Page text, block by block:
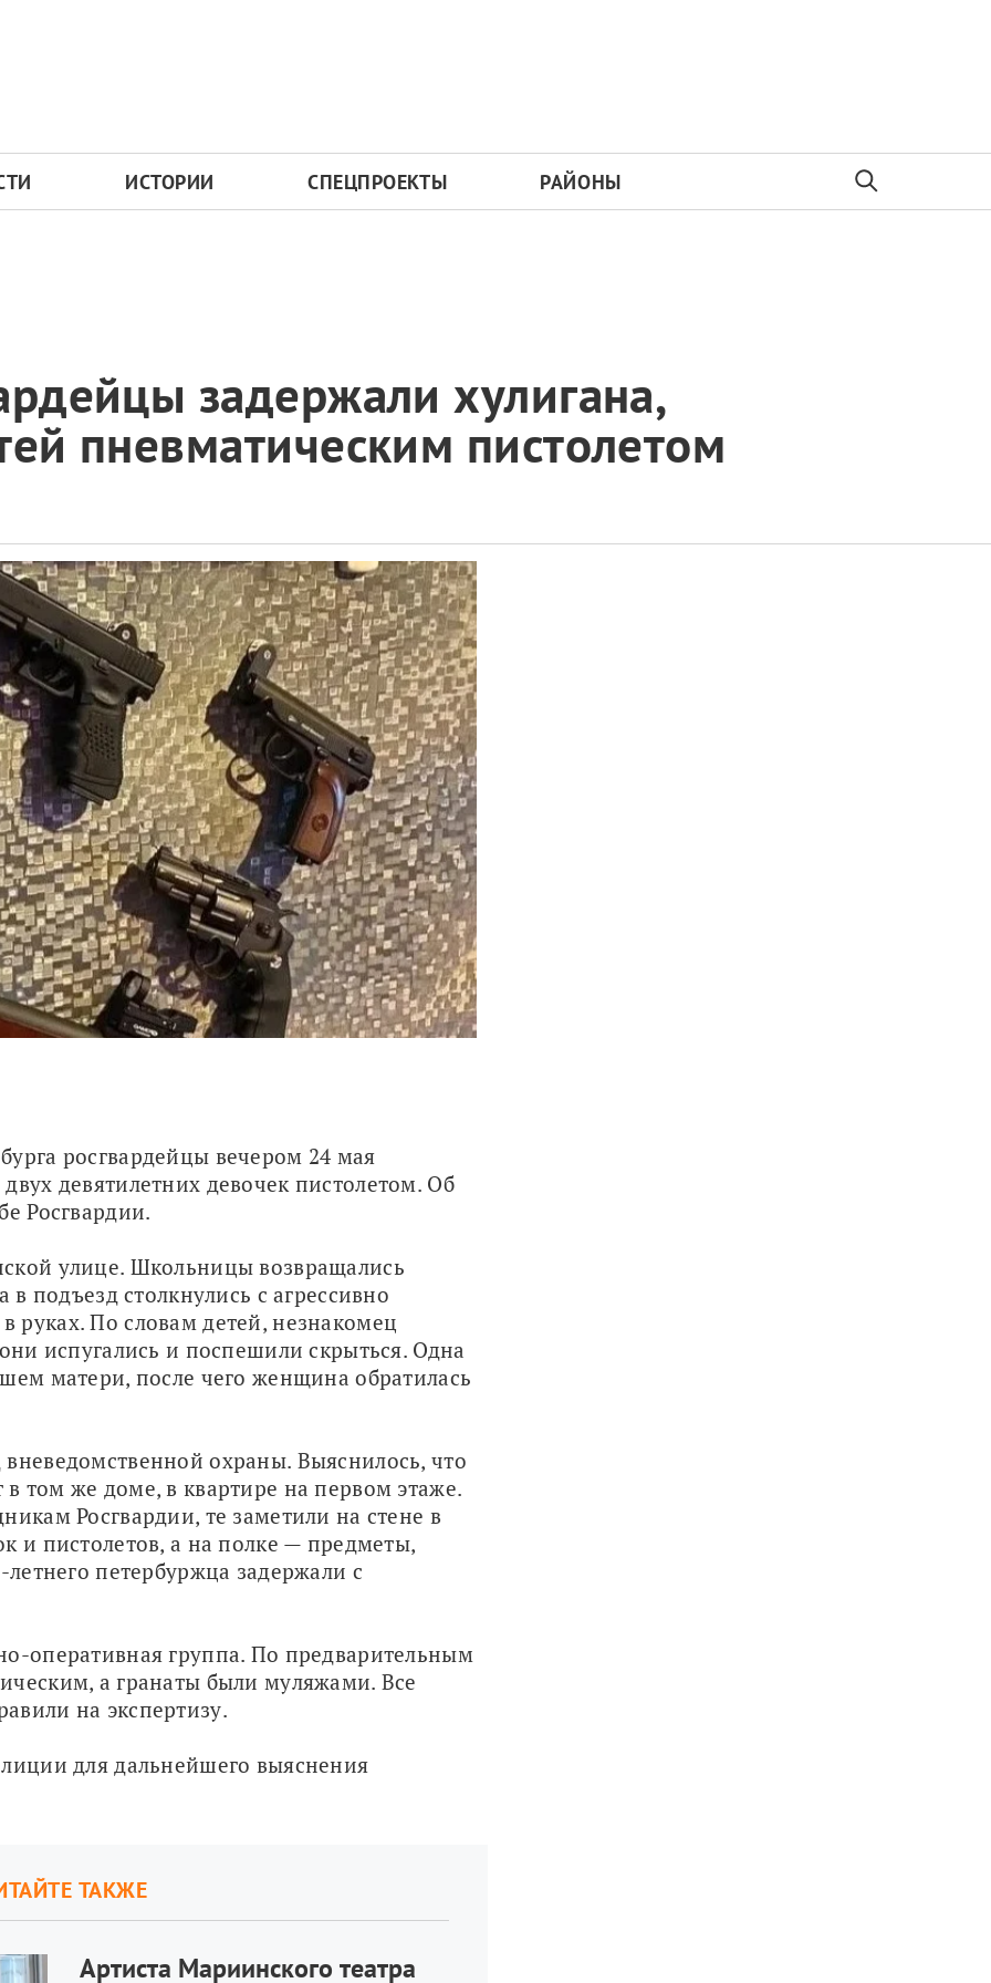
ИСТОРИИ СПЕЦПРОЕКТЫ РАЙОНЫ
задержали хулигана,
пневматическим пистолетом
девятилетних девочек пистолетом. Об
Росгвардии.
улице. Школьницы возвращались
подъезд столкнулись с агрессивно
По словам детей, незнакомец
испугались и поспешили скрыться. Одна
матери, после чего женщина обратилась
охраны. Выяснилось, что
том же доме, в квартире на первом этаже.
Росгвардии, те заметили на стене в
и пистолетов, а на полке — предметы,
петербуржца задержали с
оперативная группа. По предварительным
а гранаты были муляжами. Все
на экспертизу.
для дальнейшего выяснения
ТАКЖЕ
Артиста Мариинского театра